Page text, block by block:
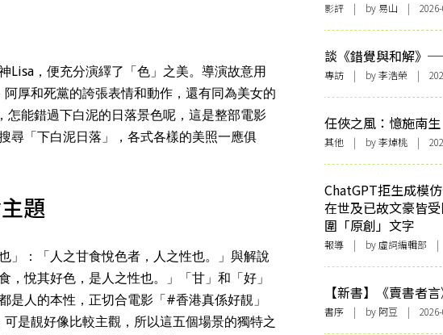
Lisa，便充分演繹了「色」之美。導演故意用
厚和死黨的誇張表情和動作，還有同為美女的
能錯過下白泥的日落景色呢，這是整部電影
尋「下白泥日落」，各式各樣的美照一應俱
題
」：「人之甘食悅色者，人之性也。」與解說
，悅其好色，是人之性也。」「甘」和「好」
是人的本性，正切合電影「#香港真係好靚」
是靚好像比較主觀，所以這五個場景的獨特之
影評 | by 易山 | 2026-
談《錯覺與和解》
專訪 | by 李浩榮 |
任俠之風：憶施南生
其他 | by 李焯桃 |
ChatGPT拒生成模
在世及已故文豪皆
圍「原創」文字
報導 | by 虛詞編輯部 |
【新書】《賣書者
書序 | by 阿豆 | 2026-